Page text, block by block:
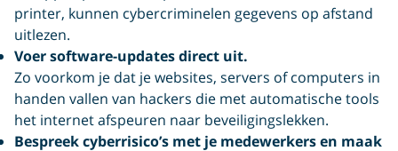
printer, kunnen cybercriminelen gegevens op afstand
uitlezen.
Voer software-updates direct uit.
Zo voorkom je dat je websites, servers of computers in
handen vallen van hackers die met automatische tools
het internet afspeuren naar beveiligingslekken.
Bespreek cyberrisico’s met je medewerkers en maak